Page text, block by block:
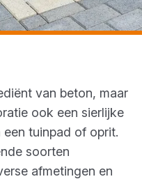
van beton, maar
ook een sierlijke
tuinpad of oprit.
soorten
afmetingen en